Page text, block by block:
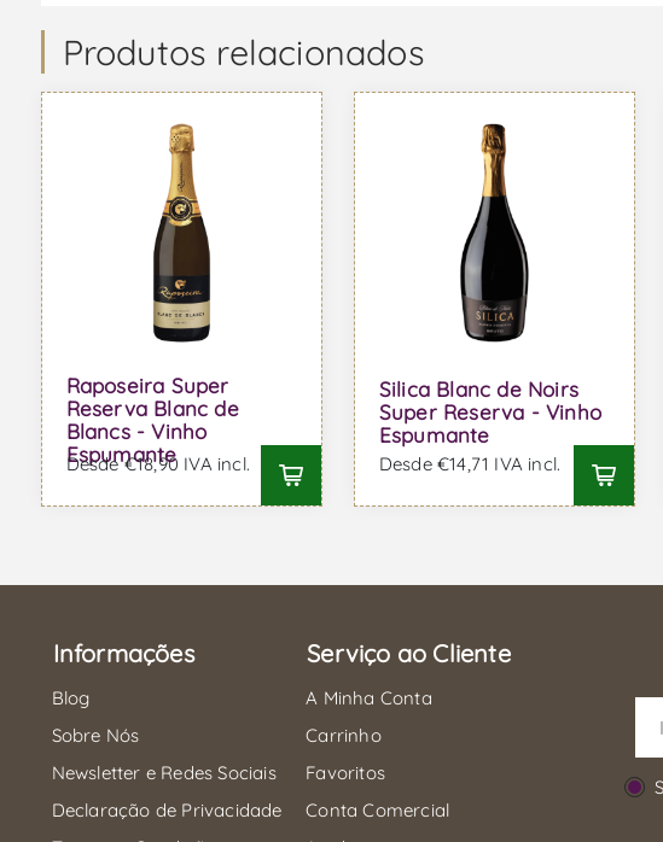
Produtos relacionados
Raposeira Super
Reserva Blanc de
Blancs - Vinho
Espumante
Desde €18,90 IVA incl.
Silica Blanc de Noirs
Super Reserva - Vinho
Espumante
Desde €14,71 IVA incl.
Informações
Blog
Sobre Nós
Newsletter e Redes Sociais
Declaração de Privacidade
Serviço ao Cliente
A Minha Conta
Carrinho
Favoritos
Conta Comercial